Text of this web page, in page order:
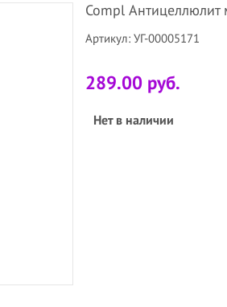
Compl
Артикул: УГ-00005171
289.00 руб.
Нет в наличии